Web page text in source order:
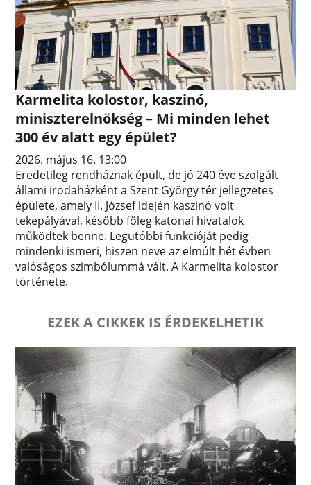
Karmelita kolostor, kaszinó,
miniszterelnökség – Mi minden lehet
300 év alatt egy épület?
2026. május 16. 13:00
Eredetileg rendháznak épült, de jó 240 éve szolgált
állami irodaházként a Szent György tér jellegzetes
épülete, amely II. József idején kaszinó volt
tekepályával, később főleg katonai hivatalok
működtek benne. Legutóbbi funkcióját pedig
mindenki ismeri, hiszen neve az elmúlt hét évben
valóságos szimbólummá vált. A Karmelita kolostor
története.
EZEK A CIKKEK IS ÉRDEKELHETIK